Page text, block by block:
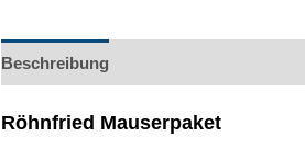
Beschreibung
Röhnfried Mauserpaket